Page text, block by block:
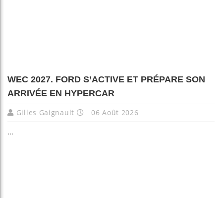
WEC 2027. FORD S’ACTIVE ET PRÉPARE SON
ARRIVÉE EN HYPERCAR
Gilles Gaignault 06 Août 2026
...